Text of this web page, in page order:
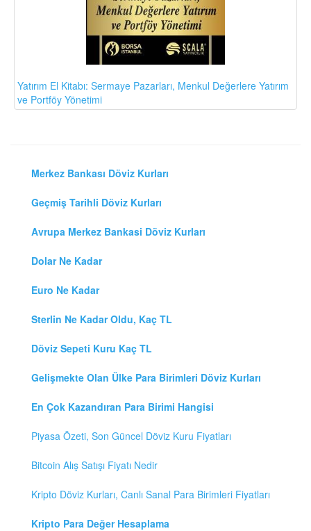
Yatırım El Kitabı: Sermaye Pazarları, Menkul Değerlere Yatırım
ve Portföy Yönetimi
Merkez Bankası Döviz Kurları
Geçmiş Tarihli Döviz Kurları
Avrupa Merkez Bankasi Döviz Kurları
Dolar Ne Kadar
Euro Ne Kadar
Sterlin Ne Kadar Oldu, Kaç TL
Döviz Sepeti Kuru Kaç TL
Gelişmekte Olan Ülke Para Birimleri Döviz Kurları
En Çok Kazandıran Para Birimi Hangisi
Piyasa Özeti, Son Güncel Döviz Kuru Fiyatları
Bitcoin Alış Satışı Fiyatı Nedir
Kripto Döviz Kurları, Canlı Sanal Para Birimleri Fiyatları
Kripto Para Değer Hesaplama